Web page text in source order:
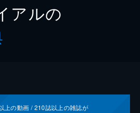
アルの
上の動画 /210誌以上の雑誌が